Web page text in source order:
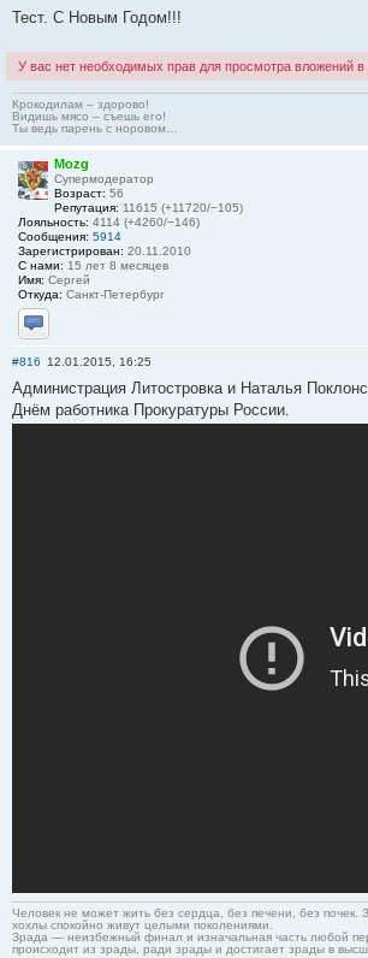
Тест. С Новым Годом!!!
У вас нет необходимых прав для просмотра вложений в
Крокодилам – здорово!
Видишь мясо – съешь его!
Ты ведь парень с норовом…
Mozg
Супермодератор
Возраст: 56
Репутация: 11615 (+11720/−105)
Лояльность: 4114 (+4260/−146)
Сообщения: 5914
Зарегистрирован: 20.11.2010
С нами: 15 лет 8 месяцев
Имя: Сергей
Откуда: Санкт-Петербург
Отправить личное сообщение
#816 12.01.2015, 16:25
Администрация Литостровка и Наталья
Днём работника Прокуратуры России.
Человек не может жить без сердца, без печени, без почек.
хохлы спокойно живут целыми поколениями.
Зрада — неизбежный финал и изначальная часть любой
происходит из зрады, ради зрады и достигает зрады в